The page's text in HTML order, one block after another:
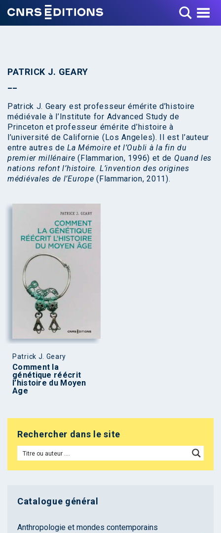
Toggle Menu
PATRICK J. GEARY
Patrick J. Geary est professeur émérite d’histoire
médiévale à l’Institute for Advanced Study de
Princeton et professeur émérite d’histoire à
l’université de Californie (Los Angeles). Il est l’auteur
entre autres deLa Mémoire et l’Oubli à la fin du
premier millénaire (Flammarion, 1996) et de Quand les
nations refont l’histoire. L’invention des origines
médiévales de l’Europe (Flammarion, 2011).
Patrick J. Geary
Comment la
génétique réécrit
l’histoire du Moyen
Age
Rechercher dans le site
Catalogue général
Anthropologie et mondes contemporains